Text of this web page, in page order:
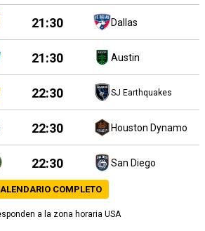
21:30 Dallas
21:30 Austin
22:30 SJ Earthquakes
22:30 Houston Dynamo
22:30 San Diego
COMPLETO
a la zona horaria USA